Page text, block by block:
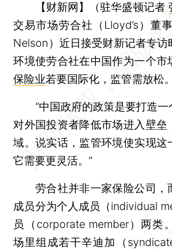
【财新网】（驻华盛顿记者
交易市场劳合社（Lloyd’s）董
Nelson）近日接受财新记者专访
环境使劳合社在中国作为一个市
保险业若要国际化，监管需放松。
“中国政府的政策是要打造一
对外国投资者降低市场进入壁垒
域。说实话，监管环境使实现这
它需要更灵活。”
劳合社并非一家保险公司，
成员分为个人成员（individual
员（corporate member）两类
场里组成若干辛迪加（